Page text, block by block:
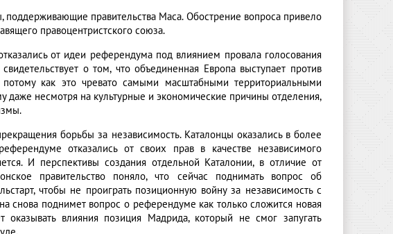
правительства Маса. Обострение вопроса привело
правоцентристского союза.
от идеи референдума под влиянием провала голосования
о том, что объединенная Европа выступает против
как это чревато самыми масштабными территориальными
несмотря на культурные и экономические причины отделения,
борьбы за независимость. Каталонцы оказались в более
отказались от своих прав в качестве независимого
И перспективы создания отдельной Каталонии, в отличие от
правительство поняло, что сейчас поднимать вопрос об
чтобы не проиграть позиционную войну за независимость с
снова поднимет вопрос о референдуме как только сложится новая
влияния позиция Мадрида, который не смог запугать